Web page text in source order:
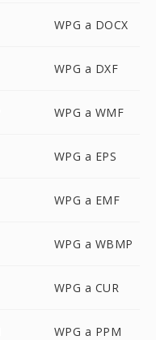
WPG a DOCX
WPG a DXF
WPG a WMF
WPG a EPS
WPG a EMF
WPG a WBMP
WPG a CUR
WPG a PPM